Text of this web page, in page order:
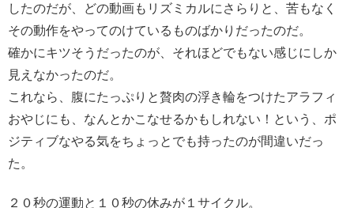
したのだが、どの動画もリズミカルにさらりと、苦もなく
その動作をやってのけているものばかりだったのだ。
確かにキツそうだったのが、それほどでもない感じにしか
見えなかったのだ。
これなら、腹にたっぷりと贅肉の浮き輪をつけたアラフィ
おやじにも、なんとかこなせるかもしれない！という、ポ
ジティブなやる気をちょっとでも持ったのが間違いだっ
た。
２０秒の運動と１０秒の休みが１サイクル。